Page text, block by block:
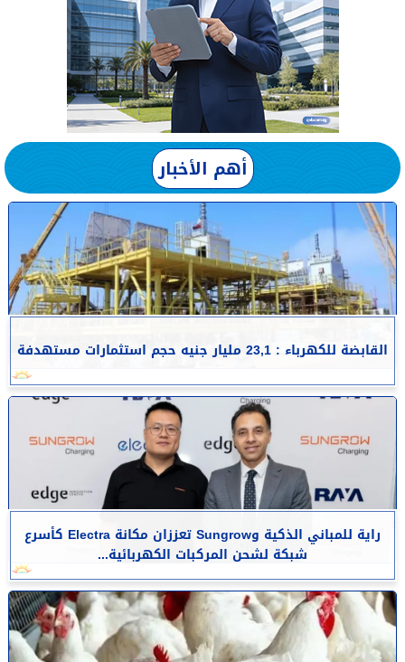
أهم الأخبار
القابضة للكهرباء : 23,1 مليار جنيه حجم استثمارات مستهدفة
راية للمباني الذكية وSungrow تعززان مكانة Electra كأسرع
شبكة لشحن المركبات الكهربائية...